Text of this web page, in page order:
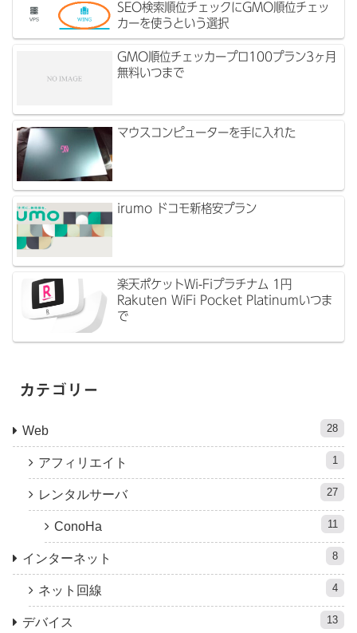
SEO検索順位チェックにGMO順位チェッ
カーを使うという選択
GMO順位チェッカープロ100プラン3ヶ月
無料いつまで
マウスコンピューターを手に入れた
irumo ドコモ新格安プラン
楽天ポケットWi-Fiプラチナム 1円
Rakuten WiFi Pocket Platinumいつま
で
カテゴリー
Web 28
アフィリエイト 1
レンタルサーバ 27
ConoHa 11
インターネット 8
ネット回線 4
デバイス 13